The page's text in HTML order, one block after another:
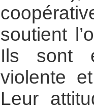
soutient
Ils sont
violente
Leur